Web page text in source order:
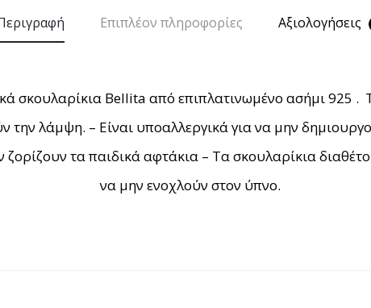
Επιπλέον πληροφορίες Αξιολογήσεις
σκουλαρίκια Bellita από επιπλατινωμένο ασήμι 925 .
την λάμψη. – Είναι υποαλλεργικά για να μην
ζορίζουν τα παιδικά αφτάκια – Τα σκουλαρίκια
να μην ενοχλούν στον ύπνο.